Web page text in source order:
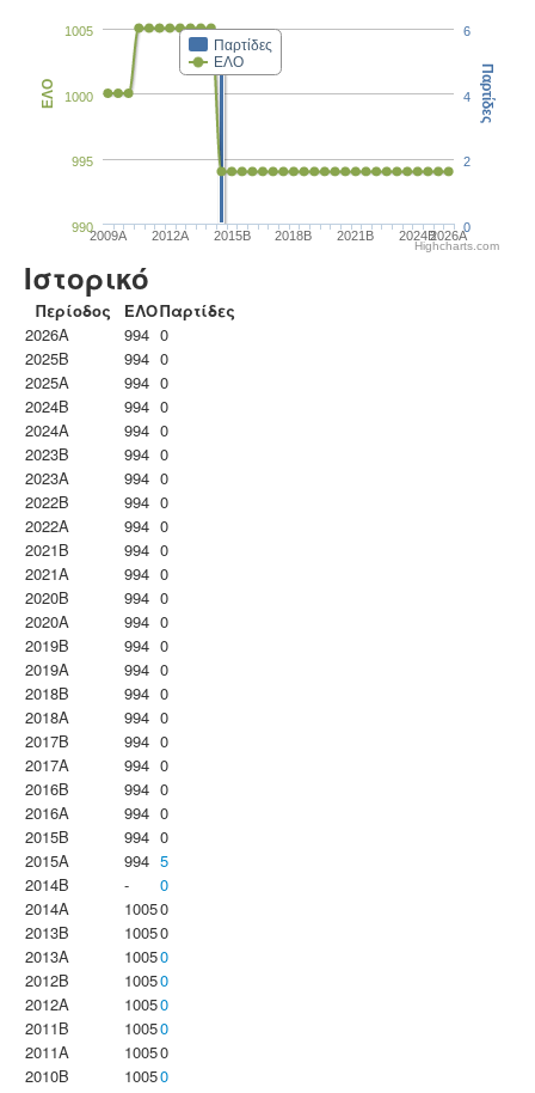
Παρτίδες
ΕΛΟ
2009A 2012A 2015B 2018B 2021B 2024B2026A
995
1000
1005
990
ΕΛΟ
0
2
4
6
Παρτίδες
Highcharts.com
Ιστορικό
Περίοδος ΕΛΟΠαρτίδες
2026A
994 0
2025B
994 0
2025A
994 0
2024B
994 0
2024A
994 0
2023B
994 0
2023Α
994 0
2022B
994 0
2022A
994 0
2021B
994 0
2021A
994 0
2020B
994 0
2020A
994 0
2019B
994 0
2019A
994 0
2018B
994 0
2018A
994 0
2017B
994 0
2017A
994 0
2016B
994 0
2016A
994 0
2015B
994 0
2015A
994 5
2014B
-
0
2014A
10050
2013B
10050
2013A
10050
2012B
10050
2012A
10050
2011B
10050
2011A
10050
2010B
10050